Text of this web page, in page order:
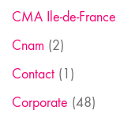
CMA Ile-de-France
Cnam (2)
Contact (1)
Corporate (48)